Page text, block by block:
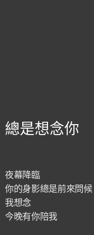
總是想念你
夜幕降臨
你的身影總是前來問候
我想念
今晚有你陪我